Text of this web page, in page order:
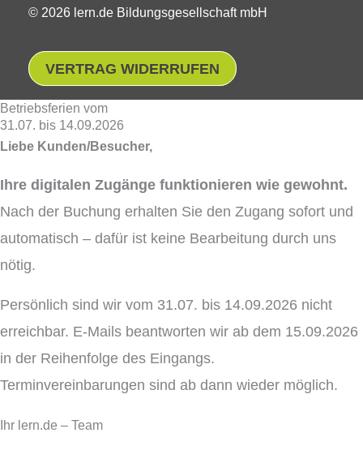
© 2026 lern.de Bildungsgesellschaft mbH
VERTRAG WIDERRUFEN
Betriebsferien vom
31.07. bis 14.09.2026
Liebe Kunden/Besucher,
Ihre digitalen Zugänge funktionieren wie gewohnt.
Nach der Buchung erhalten Sie den Zugang sofort und
automatisch – dafür ist keine Bearbeitung durch uns
nötig.
Persönlich sind wir vom 31.07. bis 14.09.2026 nicht
erreichbar. E-Mails beantworten wir ab dem 15.09.2026
in der Reihenfolge des Eingangs.
Terminvereinbarungen sind ab dann wieder möglich.
Ihr lern.de – Team